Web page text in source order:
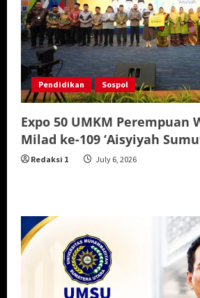
Pendidikan Sospol
Expo 50 UMKM Perempuan
Milad ke-109 ‘Aisyiyah
Redaksi 1 July 6, 2026